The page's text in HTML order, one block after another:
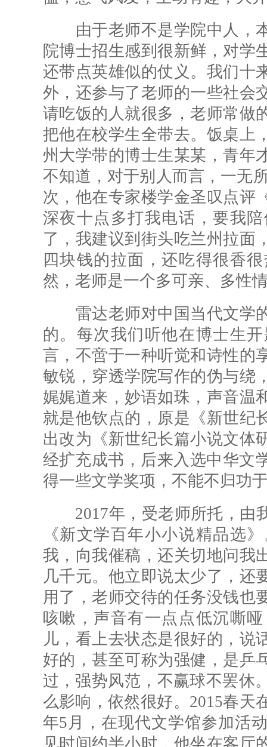
由于老师不是学院中人，
院博士招生感到很新鲜，对学
还带点英雄似的仗义。我们十
外，还参与了老师的一些社会
请吃饭的人就很多，老师常做
把他在校学生全带去。饭桌上
州大学带的博士生某某，青年
不知道，对于别人而言，一无
次，他在专家楼学金圣叹点评
深夜十点多打我电话，要我
了，我建议到街头吃兰州拉面
四块钱的拉面，还吃得很香
然，老师是一个多可亲、多性
雷达老师对中国当代文学
的。每次我们听他在博士生
言，不啻于一种听觉和诗性的
敏锐，穿透学院写作的伪与绕
娓娓道来，妙语如珠，声音温
就是他钦点的，原是《新世纪
出改为《新世纪长篇小说文体
经扩充成书，后来入选中华文
得一些文学奖项，不能不归功
2017年，受老师所托，由
《新文学百年小小说精品选
我，向我催稿，还关切地问我
几千元。他立即说太少了，还
用了，老师交待的任务没钱也
咳嗽，声音有一点点低沉嘶
儿，看上去状态是很好的，说
好的，甚至可称为强健，是乒
过，强势风范，不赢球不罢休
么影响，依然很好。2015春天
年5月，在现代文学馆参加活
见时间约半小时，他坐在客厅